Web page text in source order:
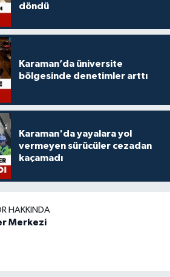
döndü
Karaman’da üniversite
bölgesinde denetimler arttı
Karaman'da yayalara yol
vermeyen sürücüler cezadan
kaçamadı
HAKKINDA
Merkezi